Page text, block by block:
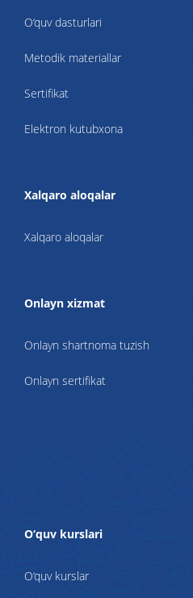
O‘quv dasturlari
Metodik materiallar
Sertifikat
Elektron kutubxona
Xalqaro aloqalar
Xalqaro aloqalar
Onlayn xizmat
Onlayn shartnoma tuzish
Onlayn sertifikat
O‘quv kurslari
O‘quv kurslar